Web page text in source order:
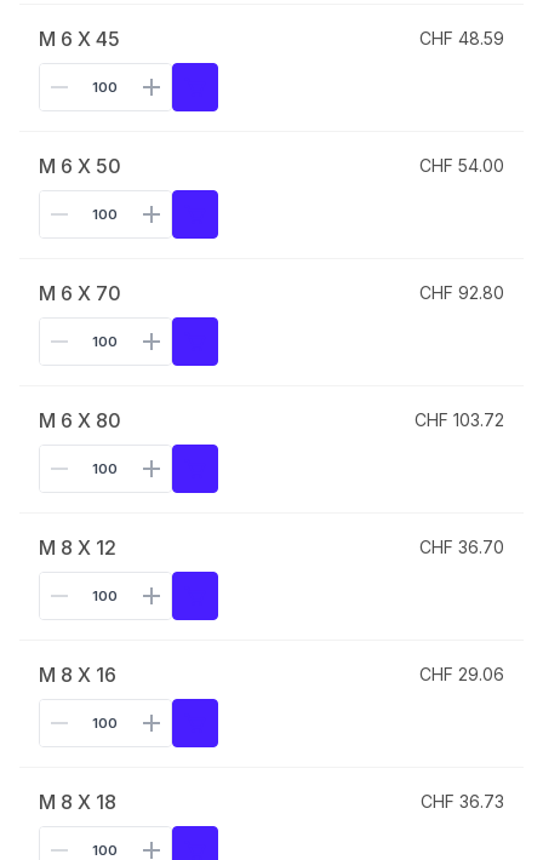
M 6 X 45 CHF 48.59
M 6 X 50 CHF 54.00
M 6 X 70 CHF 92.80
M 6 X 80 CHF 103.72
M 8 X 12 CHF 36.70
M 8 X 16 CHF 29.06
M 8 X 18 CHF 36.73